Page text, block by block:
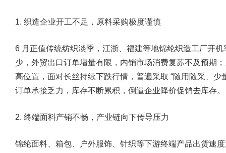
1. 织造企业开工不足，原料采购极度谨慎
6 月正值传统纺织淡季，江浙、福建等地锦纶织造工厂开
少，外贸出口订单增量有限，内销市场消费复苏不及预期
高位置，面对长丝持续下跌行情，普遍采取 “随用随采、
订单承接乏力，库存不断累积，倒逼企业降价促销去库存。
2. 终端面料产销不畅，产业链向下传导压力
锦纶面料、箱包、户外服饰、针织等下游终端产品出货速